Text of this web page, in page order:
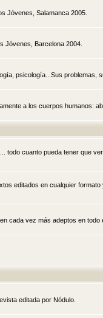
Jóvenes, Salamanca 2005.
Jóvenes, Barcelona 2004.
psicología...Sus problemas,
a los cuerpos humanos:
todo cuanto pueda tener que
editados en cualquier
cada vez más adeptos en todo
editada por Nódulo.